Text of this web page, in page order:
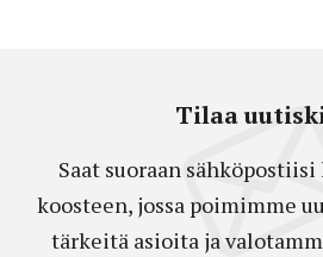
Tilaa
Saat suoraan
koosteen, jossa poimimme
tärkeitä asioita ja